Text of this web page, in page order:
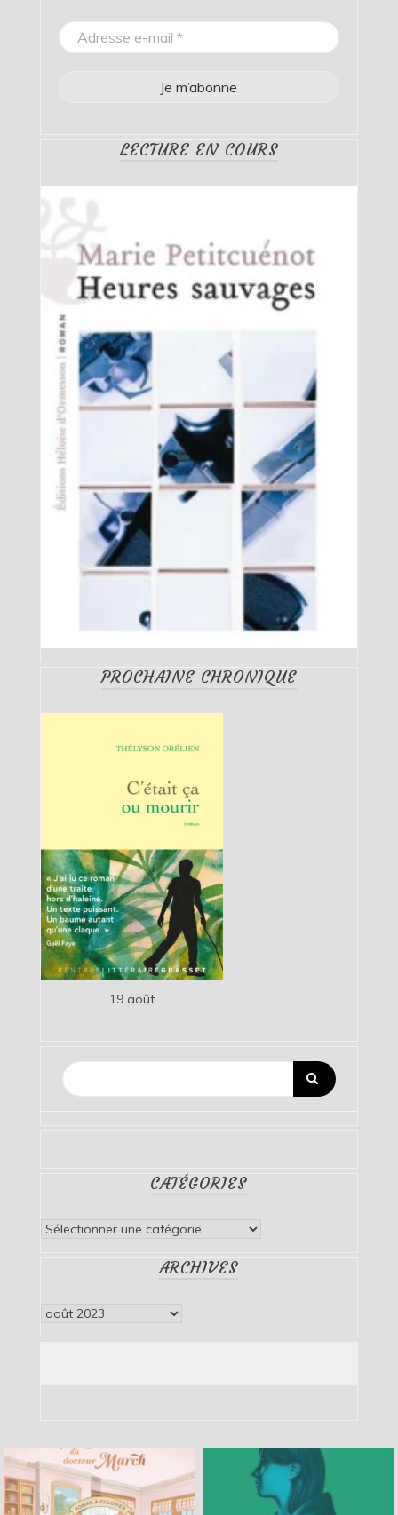
LECTURE EN COURS
PROCHAINE CHRONIQUE
19 août
CATÉGORIES
Catégories
ARCHIVES
Archives